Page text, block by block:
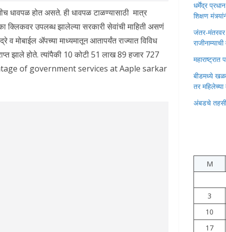
धावपळ होत असते. ही धावपळ टाळण्यासाठी मात्र
क्लिकवर उपलब्ध झालेल्या सरकारी सेवांची माहिती असणं
ॲपच्या माध्यमातून आतापर्यंत राज्यात विविध
झाले होते. त्यांपैकी 10 कोटी 51 लाख 89 हजार 727
of government services at Aaple sarkar
धर्मेंद्र
शिक्षण
जंतर-मंतरवर
बीडमध्ये
तर महिलेच्या
अंबडचे
M
3
10
17